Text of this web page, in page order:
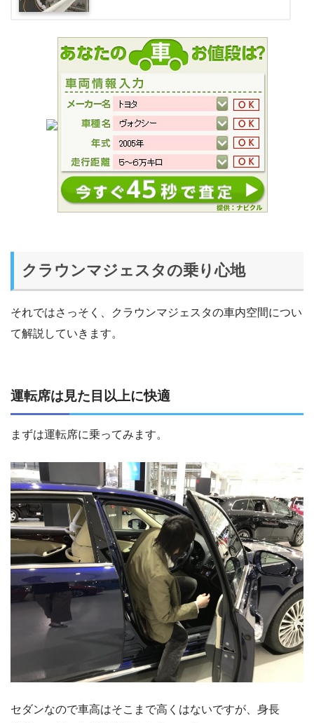
クラウンマジェスタの乗り心地
それではさっそく、クラウンマジェスタの車内空間につい
て解説していきます。
運転席は見た目以上に快適
まずは運転席に乗ってみます。
セダンなので車高はそこまで高くはないですが、身長